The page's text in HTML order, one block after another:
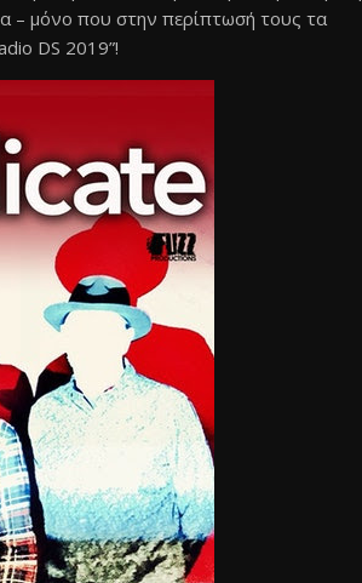
– μόνο που στην περίπτωσή τους τα
DS 2019”!